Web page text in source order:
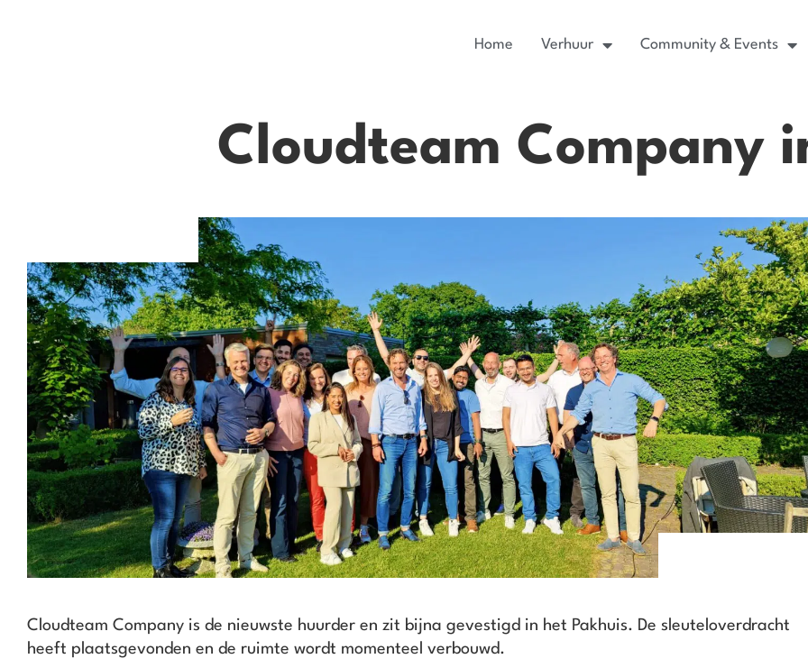
Home Verhuur Community & Events
Cloudteam Company
Cloudteam Company is de nieuwste huurder en zit bijna gevestigd in het Pakhuis. De sleuteloverdracht
heeft plaatsgevonden en de ruimte wordt momenteel verbouwd.